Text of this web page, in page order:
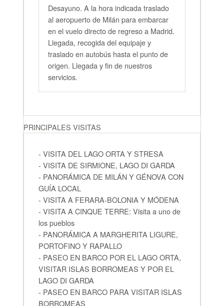
Desayuno. A la hora indicada traslado
al aeropuerto de Milán para embarcar
en el vuelo directo de regreso a Madrid.
Llegada, recogida del equipaje y
traslado en autobús hasta el punto de
origen. Llegada y fin de nuestros
servicios.
PRINCIPALES VISITAS
- VISITA DEL LAGO ORTA Y STRESA
- VISITA DE SIRMIONE, LAGO DI GARDA
- PANORÁMICA DE MILÁN Y GÉNOVA CON
GUÍA LOCAL
- VISITA A FERARA-BOLONIA Y MÓDENA
- VISITA A CINQUE TERRE: Visita a uno de
los pueblos
- PANORÁMICA A MARGHERITA LIGURE,
PORTOFINO Y RAPALLO
- PASEO EN BARCO POR EL LAGO ORTA,
VISITAR ISLAS BORROMEAS Y POR EL
LAGO DI GARDA
- PASEO EN BARCO PARA VISITAR ISLAS
BORROMEAS